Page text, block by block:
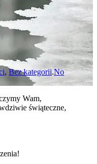
, Bez kategorii.No
Wam,
świąteczne,